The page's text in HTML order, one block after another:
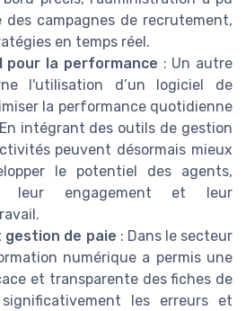
des campagnes de recrutement,
en temps réel.
pour la performance : Un autre
l'utilisation d’un logiciel de
la performance quotidienne
intégrant des outils de gestion
peuvent désormais mieux
le potentiel des agents,
leur engagement et leur
gestion de paie : Dans le secteur
numérique a permis une
et transparente des fiches de
les erreurs et